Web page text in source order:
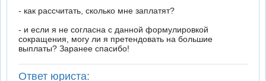
- как рассчитать, сколько мне заплатят?
- и если я не согласна с данной формулировкой
сокращения, могу ли я претендовать на большие
выплаты? Заранее спасибо!
Ответ юриста: